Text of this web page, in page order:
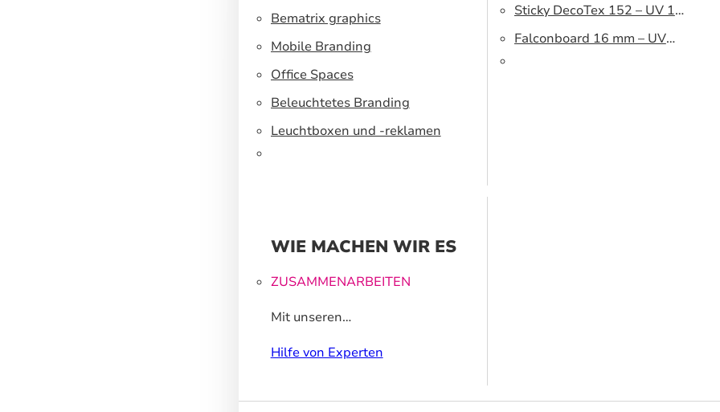
Bematrix graphics
Mobile Branding
Office Spaces
Beleuchtetes Branding
Leuchtboxen und -reklamen
Sticky DecoTex 152 – UV 160
cm
Falconboard 16 mm – UV
WIE MACHEN WIR ES
ZUSAMMENARBEITEN
Mit unseren
Großformatdrucklösungen
helfen, ein unvergessliches
Hilfe von Experten